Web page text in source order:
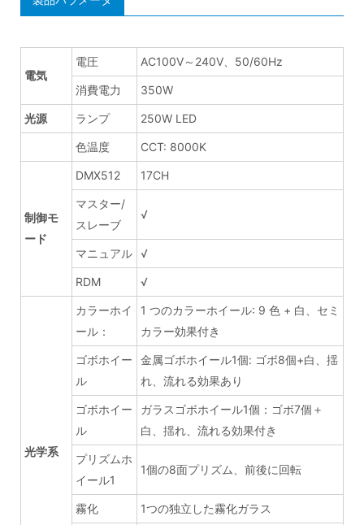
電気
電圧 AC100V～240V、50/60Hz
消費電力 350W
光源 ランプ 250W LED
色温度 CCT: 8000K
制御モ
ード
DMX512 17CH
マスター/
スレーブ
√
マニュアル √
RDM √
光学系
カラーホイ
ール：
1 つのカラーホイール: 9 色 + 白、セミ
カラー効果付き
ゴボホイー
ル
金属ゴボホイール1個: ゴボ8個+白、揺
れ、流れる効果あり
ゴボホイー
ル
ガラスゴボホイール1個：ゴボ7個＋
白、揺れ、流れる効果付き
プリズムホ
イール1
1個の8面プリズム、前後に回転
霧化 1つの独立した霧化ガラス